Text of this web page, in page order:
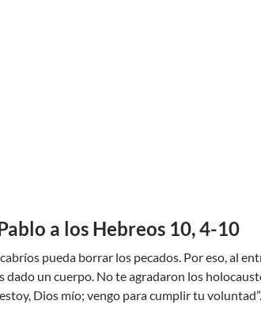
a los Hebreos 10, 4-10
pueda borrar los pecados. Por eso, al
un cuerpo. No te agradaron los
Dios mío; vengo para cumplir tu voluntad”.